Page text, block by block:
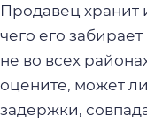
Продавец хранит
чего его
не во всех
оцените, может
задержки,